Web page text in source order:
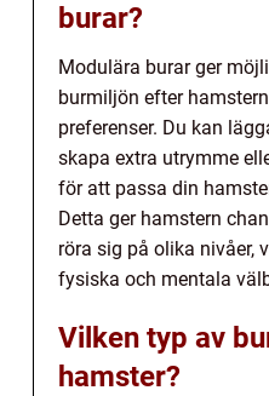
burar?
Modulära burar ger
burmiljön efter
preferenser. Du kan
skapa extra utrymme
för att passa din
Detta ger hamstern
röra sig på olika nivåer,
fysiska och mentala
Vilken typ av
hamster?